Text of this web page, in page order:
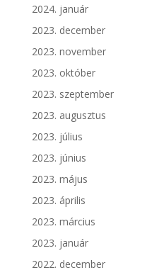
2024. január
2023. december
2023. november
2023. október
2023. szeptember
2023. augusztus
2023. július
2023. június
2023. május
2023. április
2023. március
2023. január
2022. december